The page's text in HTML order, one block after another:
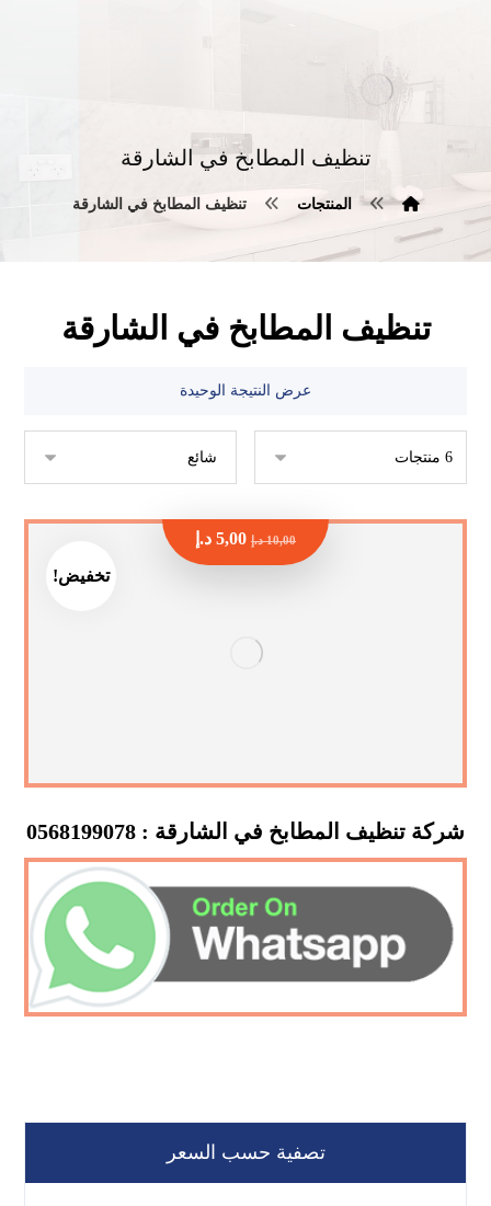
تنظيف المطابخ في الشارقة
المنتجات تنظيف المطابخ في الشارقة
تنظيف المطابخ في الشارقة
عرض النتيجة الوحيدة
تخفيض!
شركة تنظيف المطابخ في الشارقة : 0568199078
10,00 د.إ 5,00 د.إ
تصفية حسب السعر